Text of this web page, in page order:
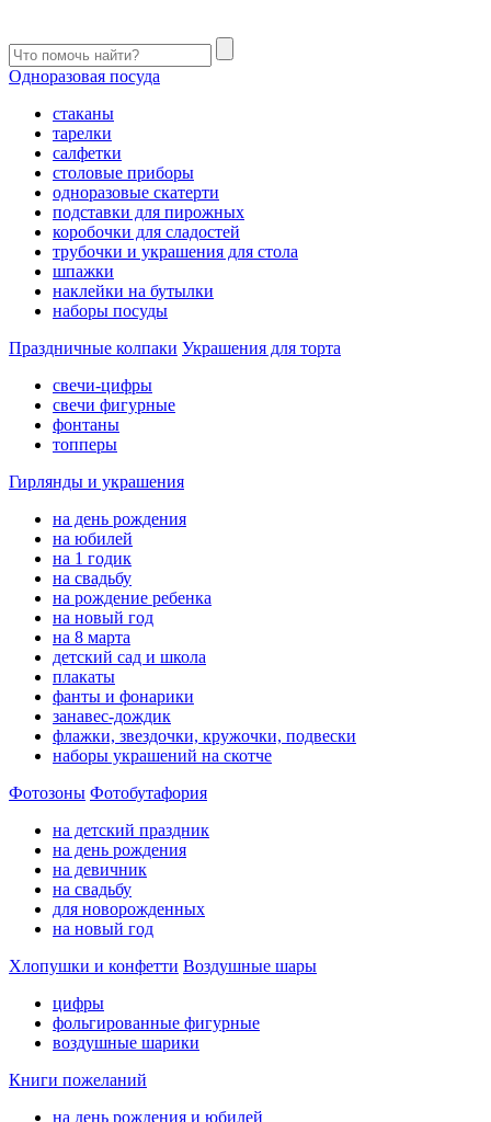
Одноразовая посуда
стаканы
тарелки
салфетки
столовые приборы
одноразовые скатерти
подставки для пирожных
коробочки для сладостей
трубочки и украшения для стола
шпажки
наклейки на бутылки
наборы посуды
Праздничные колпаки Украшения для торта
свечи-цифры
свечи фигурные
фонтаны
топперы
Гирлянды и украшения
на день рождения
на юбилей
на 1 годик
на свадьбу
на рождение ребенка
на новый год
на 8 марта
детский сад и школа
плакаты
фанты и фонарики
занавес-дождик
флажки, звездочки, кружочки, подвески
наборы украшений на скотче
Фотозоны Фотобутафория
на детский праздник
на день рождения
на девичник
на свадьбу
для новорожденных
на новый год
Хлопушки и конфетти Воздушные шары
цифры
фольгированные фигурные
воздушные шарики
Книги пожеланий
на день рождения и юбилей